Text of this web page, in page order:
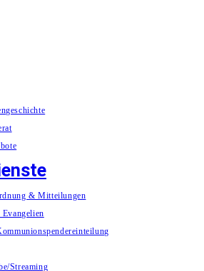
& Mitteilungen
Streaming